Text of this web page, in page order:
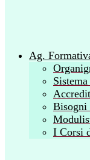
Ag.
I Corsi